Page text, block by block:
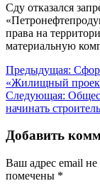
Сду отказался
права на
материальную
Навигация
по
записям
Предыдущая:
«Жилищный
Следующая:
начинать
Добавить
Ваш адрес email не
помечены *